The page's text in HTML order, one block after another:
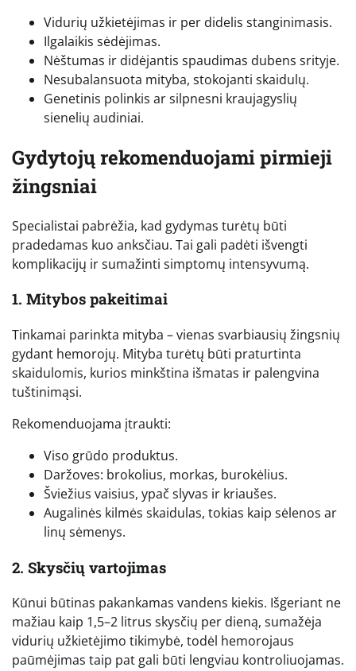
Vidurių užkietėjimas ir per didelis stanginimasis.
Ilgalaikis sėdėjimas.
Nėštumas ir didėjantis spaudimas dubens srityje.
Nesubalansuota mityba, stokojanti skaidulų.
Genetinis polinkis ar silpnesni kraujagyslių
sienelių audiniai.
Gydytojų rekomenduojami pirmieji
žingsniai
Specialistai pabrėžia, kad gydymas turėtų būti
pradedamas kuo anksčiau. Tai gali padėti išvengti
komplikacijų ir sumažinti simptomų intensyvumą.
1. Mitybos pakeitimai
Tinkamai parinkta mityba – vienas svarbiausių žingsnių
gydant hemorojų. Mityba turėtų būti praturtinta
skaidulomis, kurios minkština išmatas ir palengvina
tuštinimąsi.
Rekomenduojama įtraukti:
Viso grūdo produktus.
Daržoves: brokolius, morkas, burokėlius.
Šviežius vaisius, ypač slyvas ir kriaušes.
Augalinės kilmės skaidulas, tokias kaip sėlenos ar
linų sėmenys.
2. Skysčių vartojimas
Kūnui būtinas pakankamas vandens kiekis. Išgeriant ne
mažiau kaip 1,5–2 litrus skysčių per dieną, sumažėja
vidurių užkietėjimo tikimybė, todėl hemorojaus
paūmėjimas taip pat gali būti lengviau kontroliuojamas.